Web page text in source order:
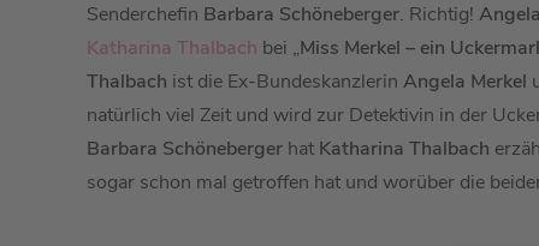
Senderchefin Barbara Schöneberger. Richtig!
Katharina Thalbach bei „Miss Merkel – ein
Thalbach ist die Ex-Bundeskanzlerin Angela Merkel
natürlich viel Zeit und wird zur Detektivin in der
Barbara Schöneberger hat Katharina Thalbach
sogar schon mal getroffen hat und worüber die